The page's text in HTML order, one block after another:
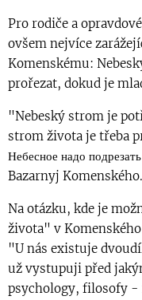
Pro rodiče a
ovšem nejvíce
Komenskému:
prořezat, dokud je
"Nebeský strom je
strom života je třeba
Небесное надо
Bazarnyj Komenského.
Na otázku, kde je
života" v
"U nás existuje
už vystupuji před
psychology, filosofy